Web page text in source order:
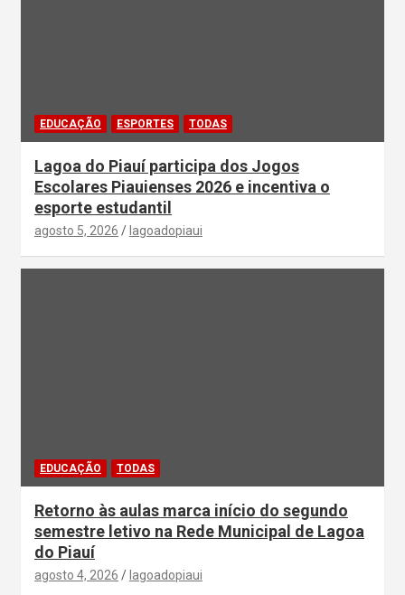
EDUCAÇÃO ESPORTES TODAS
Lagoa do Piauí participa dos Jogos
Escolares Piauienses 2026 e incentiva o
esporte estudantil
agosto 5, 2026 lagoadopiaui
EDUCAÇÃO TODAS
Retorno às aulas marca início do segundo
semestre letivo na Rede Municipal de Lagoa
do Piauí
agosto 4, 2026 lagoadopiaui